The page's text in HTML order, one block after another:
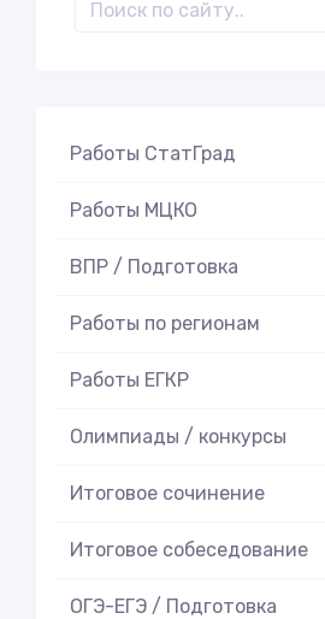
Работы СтатГрад
Работы МЦКО
ВПР / Подготовка
Работы по регионам
Работы ЕГКР
Олимпиады / конкурсы
Итоговое cочинение
Итоговое cобеседование
ОГЭ-ЕГЭ / Подготовка